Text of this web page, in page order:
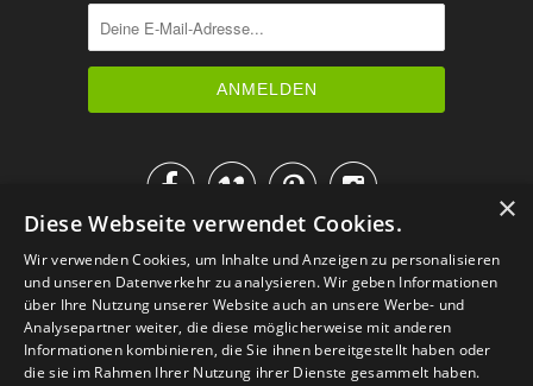

IM KATALOG BLÄTTERN
×
Diese Webseite verwendet Cookies.
Wir verwenden Cookies, um Inhalte und Anzeigen zu personalisieren
und unseren Datenverkehr zu analysieren. Wir geben Informationen
über Ihre Nutzung unserer Website auch an unsere Werbe- und
Analysepartner weiter, die diese möglicherweise mit anderen
Informationen kombinieren, die Sie ihnen bereitgestellt haben oder
die sie im Rahmen Ihrer Nutzung ihrer Dienste gesammelt haben.